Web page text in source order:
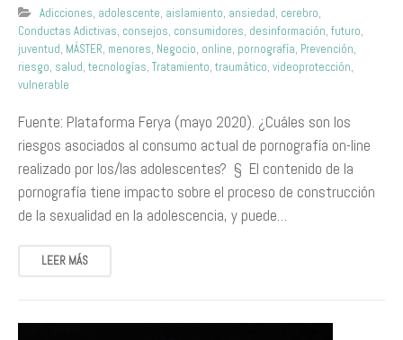
Adicciones, adolescente, aislamiento, ansiedad, cerebro,
Conductas Adictivas, consejos, consumidores, desinformación, futuro,
juventud, MÁSTER, menores, Negocio, online, pornografía, Prevención,
riesgo, salud, tecnologías, Tratamiento, traumático, videoprotección,
vulnerable
Fuente: Plataforma Ferya (mayo 2020). ¿Cuáles son los
riesgos asociados al consumo actual de pornografía on-line
realizado por los/las adolescentes? § El contenido de la
pornografía tiene impacto sobre el proceso de construcción
de la sexualidad en la adolescencia, y puede…
LEER MÁS